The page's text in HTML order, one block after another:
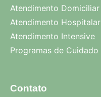
Atendimento Domiciliar
Atendimento Hospitalar
Atendimento Intensive
Programas de Cuidado
Contato